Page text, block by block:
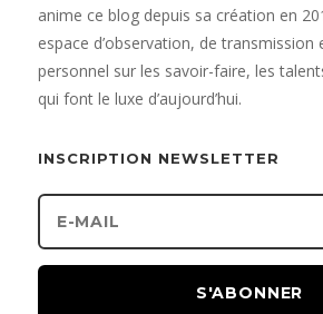
anime ce blog depuis sa création en
espace d’observation, de transmission
personnel sur les savoir-faire, les
qui font le luxe d’aujourd’hui.
INSCRIPTION NEWSLETTER
S'ABONNER